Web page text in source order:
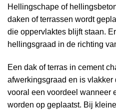
Hellingschape of
daken of terrassen wordt
die oppervlaktes blijft staan.
hellingsgraad in de richting
Een dak of terras in cement
afwerkingsgraad en is
vooral een voordeel wanneer
worden op geplaatst. Bij